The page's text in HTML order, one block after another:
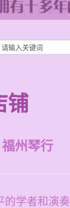
铺
福州琴行
学者和演奏